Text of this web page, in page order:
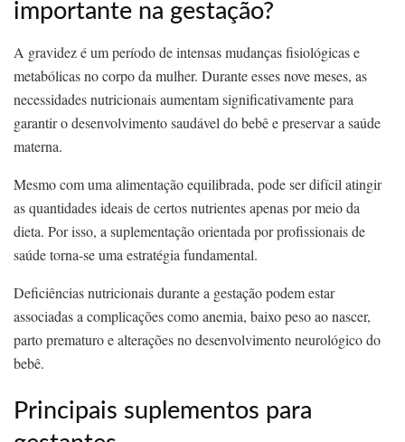
importante na gestação?
A gravidez é um período de intensas mudanças fisiológicas e
metabólicas no corpo da mulher. Durante esses nove meses, as
necessidades nutricionais aumentam significativamente para
garantir o desenvolvimento saudável do bebê e preservar a saúde
materna.
Mesmo com uma alimentação equilibrada, pode ser difícil atingir
as quantidades ideais de certos nutrientes apenas por meio da
dieta. Por isso, a suplementação orientada por profissionais de
saúde torna-se uma estratégia fundamental.
Deficiências nutricionais durante a gestação podem estar
associadas a complicações como anemia, baixo peso ao nascer,
parto prematuro e alterações no desenvolvimento neurológico do
bebê.
Principais suplementos para